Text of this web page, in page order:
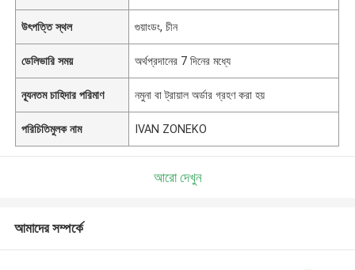
উৎপত্তি স্থল গুয়াংডং, চীন
ডেলিভারি সময় অর্থপ্রদানের 7 দিনের মধ্যে
ন্যূনতম চাহিদার পরিমাণ নমুনা বা ট্রায়াল অর্ডার গ্রহণ করা হয়
পরিচিতিমুলক নাম IVAN ZONEKO
আরো দেখুন
আমাদের সম্পর্কে